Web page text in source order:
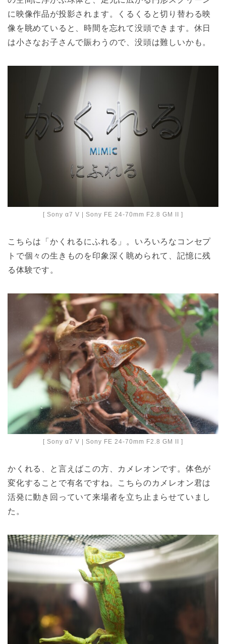
に映像作品が投影されます。くるくると切り替わる映
像を眺めていると、時間を忘れて没頭できます。休日
は小さなお子さんで賑わうので、没頭は難しいかも。
[ Sony α7 V | Sony FE 24-70mm F2.8 GM II ]
こちらは「かくれるにふれる」。いろいろなコンセプ
トで個々の生きものを印象深く眺められて、記憶に残
る体験です。
[ Sony α7 V | Sony FE 24-70mm F2.8 GM II ]
かくれる、と言えばこの方、カメレオンです。体色が
変化することで有名ですね。こちらのカメレオン君は
活発に動き回っていて来場者を立ち止まらせていまし
た。